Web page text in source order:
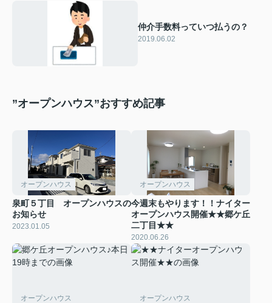
仲介手数料っていつ払うの？
2019.06.02
”オープンハウス”おすすめ記事
オープンハウス
泉町５丁目 オープンハウスの
お知らせ
2023.01.05
オープンハウス
今週末もやります！！ナイター
オープンハウス開催★★郷ケ丘
二丁目★★
2020.06.26
オープンハウス オープンハウス